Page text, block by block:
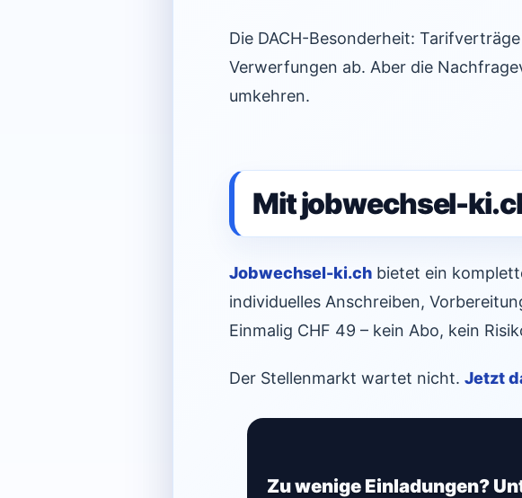
Die DACH-Besonderheit:
Verwerfungen ab. Aber die
umkehren.
Mit jobwechsel-
Jobwechsel-ki.ch bietet ein
individuelles Anschreiben,
Einmalig CHF 49 – kein Abo, kein
Der Stellenmarkt wartet nicht. Jetzt
Zu wenige Einladungen?